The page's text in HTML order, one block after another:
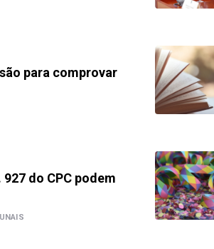
para comprovar
do CPC podem